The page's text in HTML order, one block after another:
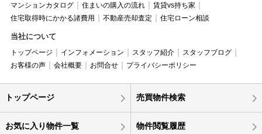
マンションカタログ 住まいの購入の流れ
賃貸vs持ち家
住宅取得時にかかる諸費用
不動産売却査定 住宅ローン相談
当社について
トップページ インフォメーション スタッフ紹介
スタッフブログ
お客様の声
会社概要 お問合せ プライバシーポリシー
トップページ 売買物件検索
お気に入り物件一覧 物件閲覧履歴